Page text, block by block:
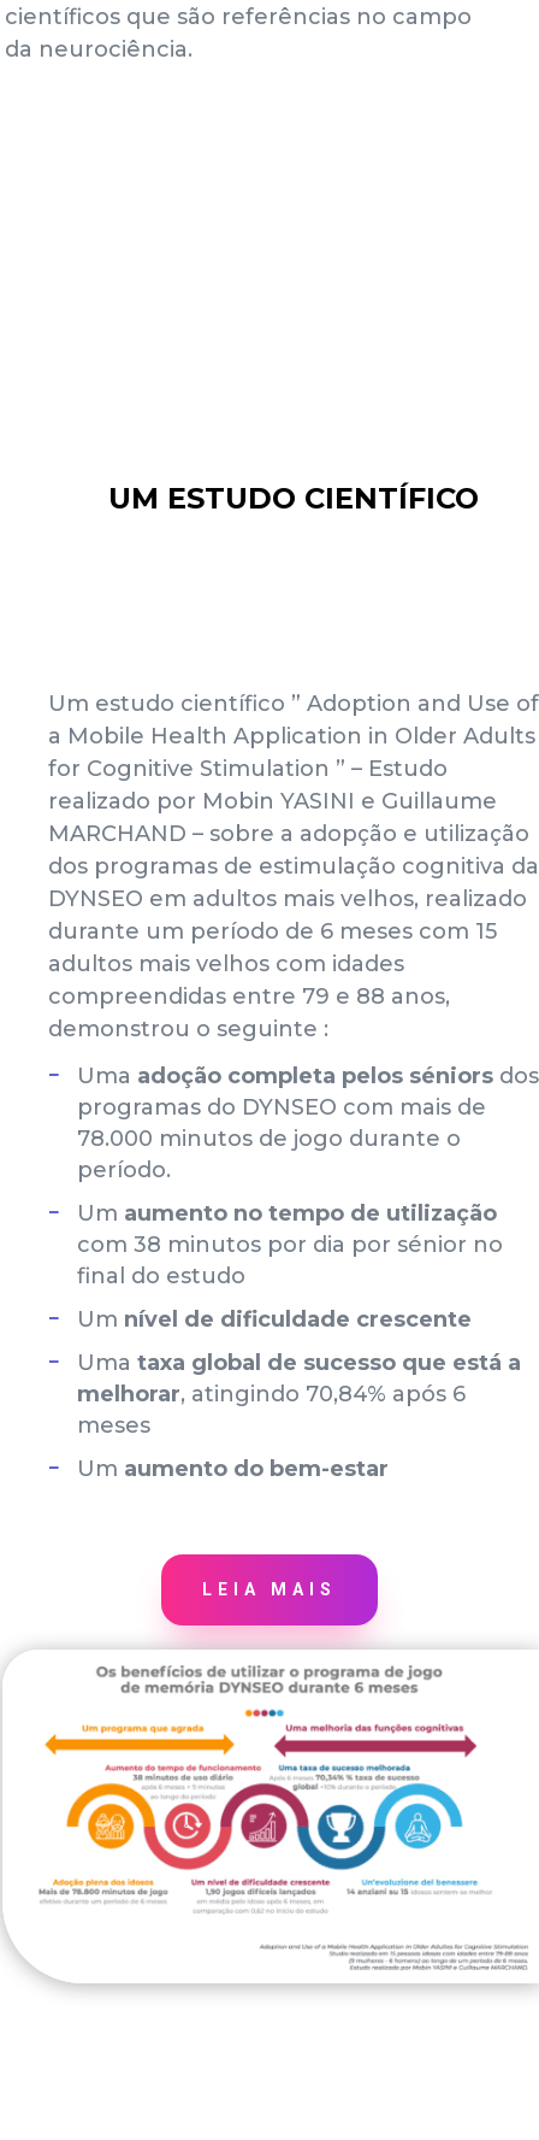
científicos que são referências no campo
da neurociência.
UM ESTUDO CIENTÍFICO
Um estudo científico ” Adoption and Use of
a Mobile Health Application in Older Adults
for Cognitive Stimulation ” – Estudo
realizado por Mobin YASINI e Guillaume
MARCHAND – sobre a adopção e utilização
dos programas de estimulação cognitiva da
DYNSEO em adultos mais velhos, realizado
durante um período de 6 meses com 15
adultos mais velhos com idades
compreendidas entre 79 e 88 anos,
demonstrou o seguinte :
Uma adoção completa pelos séniors dos
programas do DYNSEO com mais de
78.000 minutos de jogo durante o
período.
Um aumento no tempo de utilização
com 38 minutos por dia por sénior no
final do estudo
Um nível de dificuldade crescente
Uma taxa global de sucesso que está a
melhorar, atingindo 70,84% após 6
meses
Um aumento do bem-estar
LEIA MAIS